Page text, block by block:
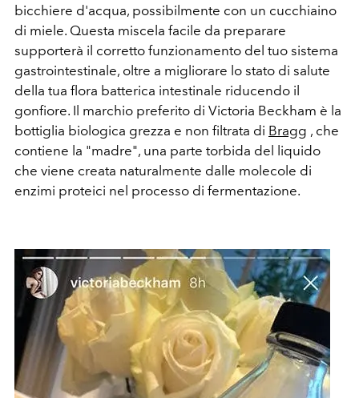
bicchiere d'acqua, possibilmente con un cucchiaino
di miele. Questa miscela facile da preparare
supporterà il corretto funzionamento del tuo sistema
gastrointestinale, oltre a migliorare lo stato di salute
della tua flora batterica intestinale riducendo il
gonfiore. Il marchio preferito di Victoria Beckham è la
bottiglia biologica grezza e non filtrata di Bragg , che
contiene la "madre", una parte torbida del liquido
che viene creata naturalmente dalle molecole di
enzimi proteici nel processo di fermentazione.